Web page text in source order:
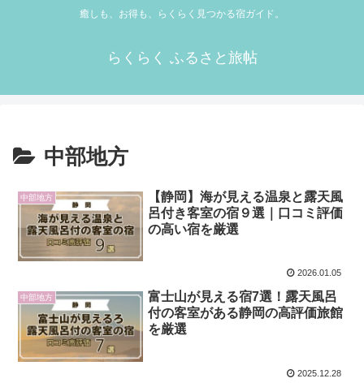
癒しも、お得も、らくらく見つかる宿ガイド。
らくらく ふるさと旅帖
中部地方
中部地方
【静岡】海が見える温泉と露天風
呂付き客室の宿９選｜口コミ評価
の高い宿を厳選
2026.01.05
中部地方
富士山が見える宿7選！露天風呂
付の客室がある静岡の高評価旅館
を厳選
2025.12.28